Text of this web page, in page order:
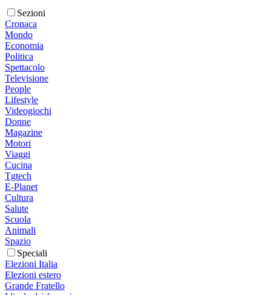
Sezioni
Cronaca
Mondo
Economia
Politica
Spettacolo
Televisione
People
Lifestyle
Videogiochi
Donne
Magazine
Motori
Viaggi
Cucina
Tgtech
E-Planet
Cultura
Salute
Scuola
Animali
Spazio
Speciali
Elezioni Italia
Elezioni estero
Grande Fratello